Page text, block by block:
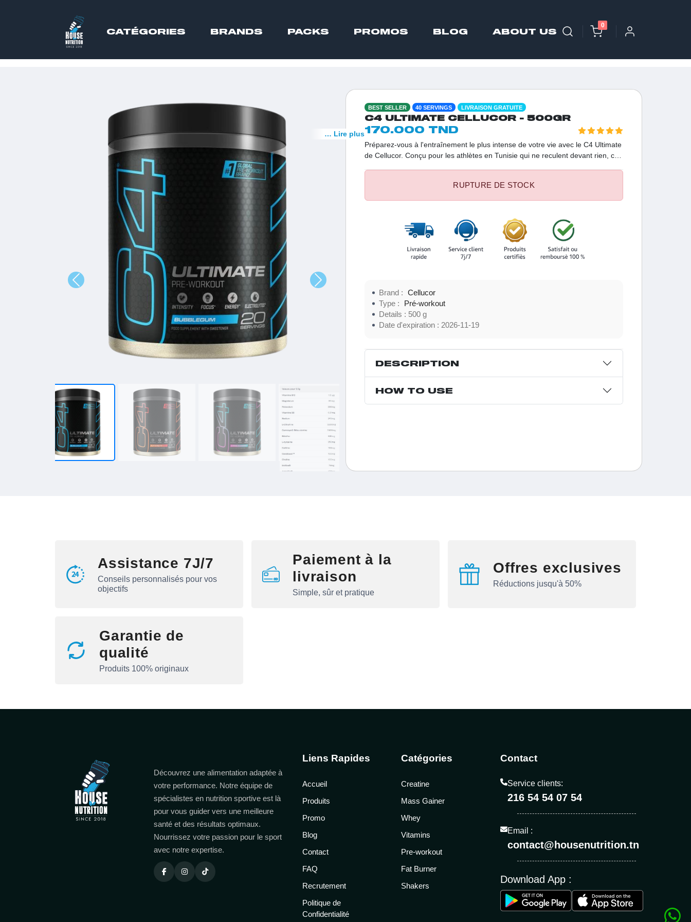
CATÉGORIES BRANDS PACKS PROMOS BLOG ABOUT US
0
BEST SELLER 40 SERVINGS LIVRAISON GRATUITE
C4 ULTIMATE CELLUCOR - 500GR
170.000 TND
Préparez-vous à l'entraînement le plus intense de votre vie avec le C4 Ultimate
de Cellucor. Conçu pour les athlètes en Tunisie qui ne reculent devant rien, ce
… Lire plus
RUPTURE DE STOCK
Brand :
Cellucor
Type :
Pré-workout
Details :
500 g
Date d'expiration : 2026-11-19
DESCRIPTION
HOW TO USE
Assistance 7J/7
Conseils personnalisés pour vos
objectifs
Paiement à la
livraison
Simple, sûr et pratique
Offres exclusives
Réductions jusqu'à 50%
Garantie de
qualité
Produits 100% originaux
Découvrez une alimentation adaptée à
votre performance. Notre équipe de
spécialistes en nutrition sportive est là
pour vous guider vers une meilleure
santé et des résultats optimaux.
Nourrissez votre passion pour le sport
avec notre expertise.
Liens Rapides
Accueil
Produits
Promo
Blog
Contact
FAQ
Recrutement
Politique de
Confidentialité
Catégories
Creatine
Mass Gainer
Whey
Vitamins
Pre-workout
Fat Burner
Shakers
Contact
Service clients:
216 54 54 07 54
Email :
contact@housenutrition.tn
Download App :